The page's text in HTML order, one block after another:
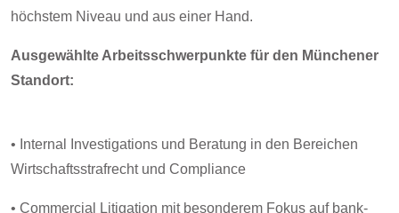
höchstem Niveau und aus einer Hand.
Ausgewählte Arbeitsschwerpunkte für den Münchener
Standort:
• Internal Investigations und Beratung in den Bereichen
Wirtschaftsstrafrecht und Compliance
• Commercial Litigation mit besonderem Fokus auf bank-